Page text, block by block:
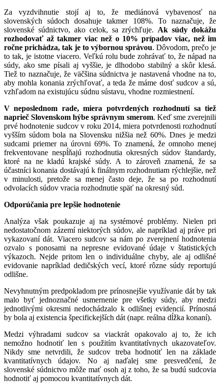
Za vyzdvihnutie stojí aj to, že mediánová vybavenosť na
slovenských súdoch dosahuje takmer 108%. To naznačuje, že
slovenské súdnictvo, ako celok, sa zrýchľuje. Ak súdy dokážu
rozhodovať až takmer viac než o 10% prípadov viac, než im
ročne prichádza, tak je to výbornou správou. Dôvodom, prečo je
to tak, je istotne viacero. Veľkú rolu bude zohrávať to, že nápad na
súdy, ako sme písali aj vyššie, je dlhodobo stabilný a skôr klesá.
Tiež to naznačuje, že väčšina súdnictva je nastavená vhodne na to,
aby mohla konania zrýchľovať, a teda že máme dosť sudcov a sú,
vzhľadom na existujúcu súdnu sústavu, vhodne rozmiestnení.
V neposlednom rade, miera potvrdených rozhodnutí sa tiež
naprieč Slovenskom hýbe správnym smerom. Keď sme zverejnili
prvé hodnotenie sudcov v roku 2014, miera potvrdenosti rozhodnutí
vyšším súdom bola na Slovensku nižšia než 60%. Dnes je medzi
sudcami priemer na úrovni 69%. To znamená, že omnoho menej
frekventovane nespĺňajú rozhodnutia okresných súdov štandardy,
ktoré na ne kladú krajské súdy. A to zároveň znamená, že sa
účastníci konania dostávajú k finálnym rozhodnutiam rýchlejšie, než
v minulosti, pretože sa menej často deje, že sa po rozhodnutí
odvolacích súdov vracia rozhodnutie späť na okresný súd.
Odporúčania pre lepšie hodnotenie
Analýza však poukazuje aj na systémové problémy. Nielen pri
nedostatočnom zázemí niektorých súdov, ale napríklad aj práve pri
vykazovaní dát. Viacero sudcov sa nám po zverejnení hodnotenia
ozvalo s ponosami na nepresne evidované údaje v štatistických
výkazoch. Nejde pritom len o individuálne chyby, ale aj odlišné
evidovanie napríklad dedičských vecí, ktoré rôzne súdy reportujú
odlišne.
Nevyhnutným predpokladom pre prínosnejšie využívanie dát by tak
malo byť jednoznačné usmernenie pre všetky súdy, aby medzi
jednotlivými okresmi nedochádzalo k odlišnej evidencií. Prínosná
by bola aj existencia špecifickejších dát (napr. reálna dĺžka konaní).
Medzi výhradami sudcov sa viackrát opakovalo aj to, že ich
nemožno hodnotiť len s použitím kvantitatívnych ukazovateľov.
Nikdy sme netvrdili, že sudcov treba hodnotiť len na základe
kvantitatívnych údajov. No aj naďalej sme presvedčení, že
slovenské súdnictvo môže mať osoh aj z toho, že sa budú sudcovia
hodnotiť aj pomocou kvantitatívnych dát.